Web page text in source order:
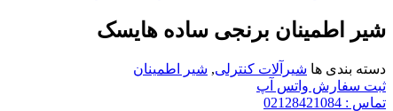
شیر اطمینان برنجی ساده هایسک
دسته بندی ها شیرآلات کنترلی, شیر اطمینان
ثبت سفارش واتس آپ
تماس : 02128421084